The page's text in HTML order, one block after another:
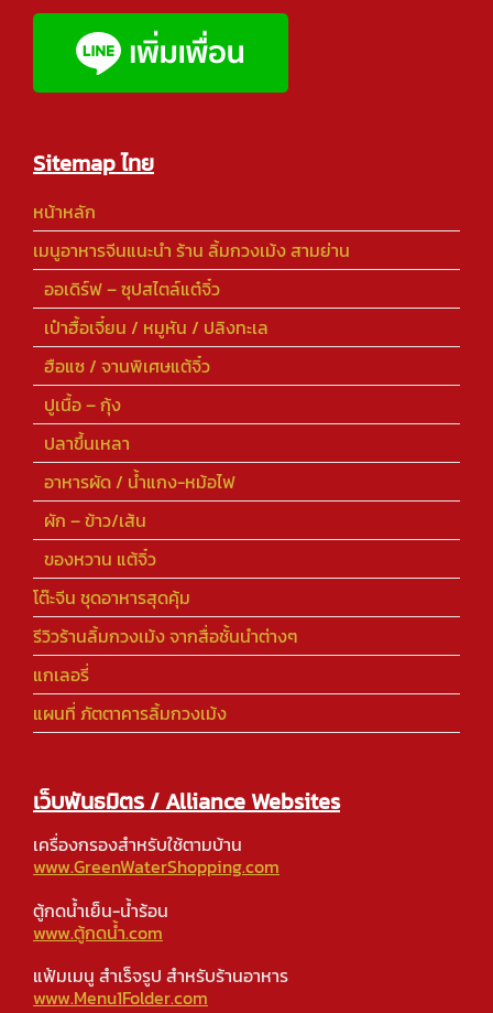
Sitemap ไทย
หน้าหลัก
เมนูอาหารจีนแนะนำ ร้าน ลิ้มกวงเม้ง สามย่าน
ออเดิร์ฟ – ซุปสไตล์แต๋จิ๋ว
เป๋าฮื้อเจี๋ยน / หมูหัน / ปลิงทะเล
ฮือแซ / จานพิเศษแต้จิ๋ว
ปูเนื้อ – กุ้ง
ปลาขึ้นเหลา
อาหารผัด / น้ำแกง-หม้อไฟ
ผัก – ข้าว/เส้น
ของหวาน แต้จิ๋ว
โต๊ะจีน ชุดอาหารสุดคุ้ม
รีวิวร้านลิ้มกวงเม้ง จากสื่อชั้นนำต่างๆ
แกเลอรี่
แผนที่ ภัตตาคารลิ้มกวงเม้ง
เว็บพันธมิตร / Alliance Websites
เครื่องกรองสำหรับใช้ตามบ้าน
www.GreenWaterShopping.com
ตู้กดน้ำเย็น-น้ำร้อน
www.ตู้กดน้ำ.com
แฟ้มเมนู สำเร็จรูป สำหรับร้านอาหาร
www.Menu1Folder.com